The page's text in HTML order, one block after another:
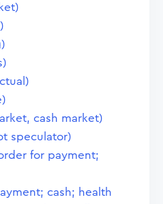
cash market)
speculator)
for payment;
cash; health